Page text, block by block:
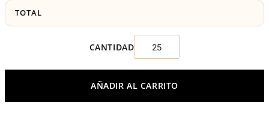
TOTAL
AÑADIR AL CARRITO